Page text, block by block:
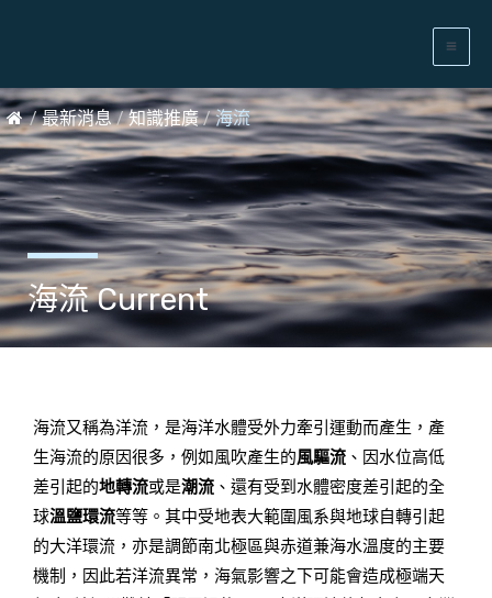
/ 最新消息 / 知識推廣 / 海流
海流 Current
海流又稱為洋流，是海洋水體受外力牽引運動而產生，產
生海流的原因很多，例如風吹產生的風驅流 、因水位高低
差引起的地轉流或是潮流 、還有受到水體密度差引起的全
球溫鹽環流等等。其中受地表大範圍風系與地球自轉引起
的大洋環流，亦是調節南北極區與赤道兼海水溫度的主要
機制，因此若洋流異常，海氣影響之下可能會造成極端天